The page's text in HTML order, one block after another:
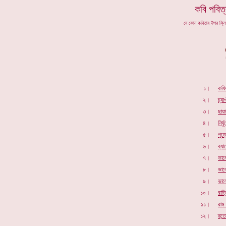
কবি প
যে কোন কবিতার উপর
১।
২।
৩।
৪।
৫।
৬।
৭।
৮।
৯।
১০।
১১।
১২।